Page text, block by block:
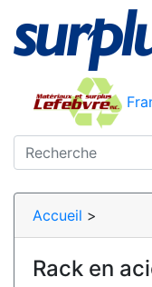
Accueil >
Rack en